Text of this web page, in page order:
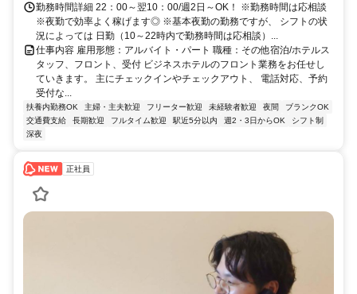
勤務時間詳細 22：00～翌10：00/週2日～OK！ ※勤務時間は応相談
※夜勤で効率よく稼げます◎ ※基本夜勤の勤務ですが、 シフトの状
況によっては 日勤（10～22時内で勤務時間は応相談）...
仕事内容 雇用形態：アルバイト・パート 職種：その他宿泊/ホテルス
タッフ、フロント、受付 ビジネスホテルのフロント業務をお任せし
ていきます。 主にチェックインやチェックアウト、 電話対応、予約
受付な...
扶養内勤務OK 主婦・主夫歓迎 フリーター歓迎 未経験者歓迎 夜間
ブランクOK
交通費支給
長期歓迎 フルタイム歓迎 駅近5分以内 週2・3日からOK
シフト制
深夜
正社員